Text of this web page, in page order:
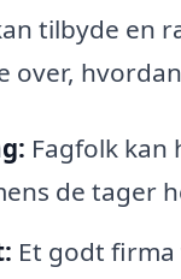
tilbyde en
Fagfolk
de
Et godt